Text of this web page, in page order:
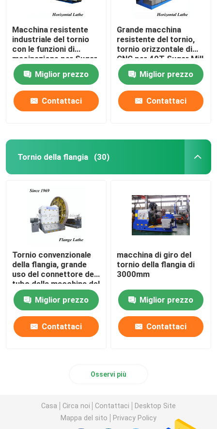
Macchina resistente
industriale del tornio
con le funzioni di
macinazione per Sugar
Cylinder
Miglior prezzo
Contattaci
Grande macchina
resistente del tornio,
tornio orizzontale di
CNC per 40T Sugar Mill
Cylinder
Miglior prezzo
Contattaci
Tornio della flangia (30)
Tornio convenzionale
della flangia, grande
uso del connettore del
tubo della macchina del
tornio di alta
precisioneMiglior prezzo
Contattaci
macchina di giro del
tornio della flangia di
3000mm
Miglior prezzo
Contattaci
Osservi più
Casa Circa noi Contattaci
Desktop Site
Mappa del sito
Privacy Policy